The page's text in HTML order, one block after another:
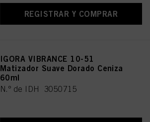
REGISTRAR Y COMPRAR
IGORA VIBRANCE 10-51
Matizador Suave Dorado Ceniza
60ml
N.º de IDH 3050715